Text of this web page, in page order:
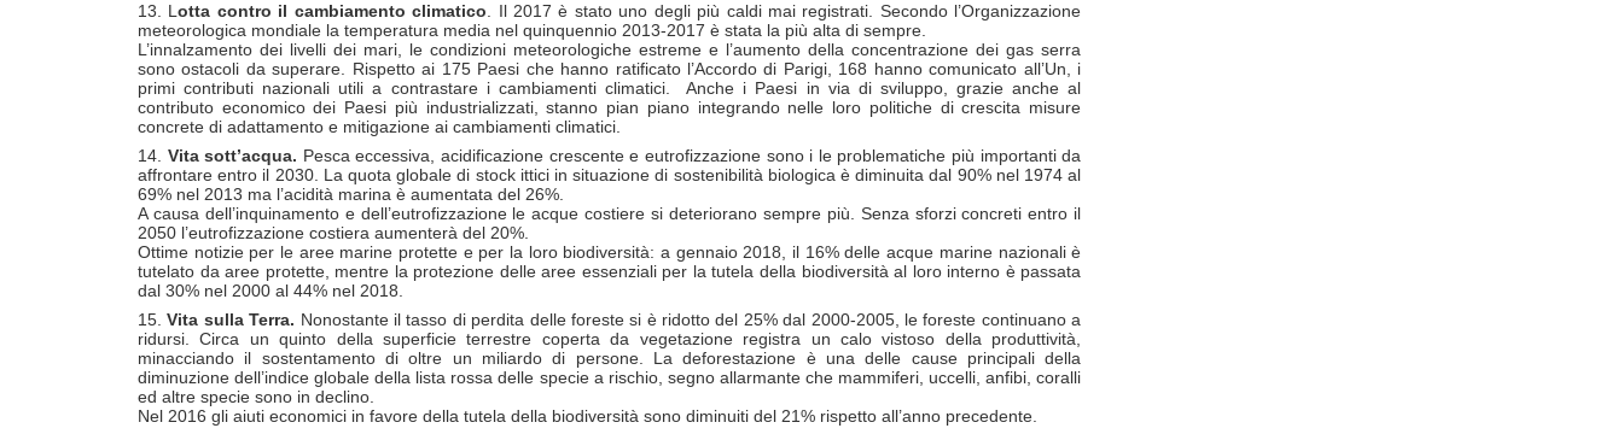
13. Lotta contro il cambiamento climatico . Il 2017 è stato uno degli più caldi mai registrati. Secondo l’Organizzazione
meteorologica mondiale la temperatura media nel quinquennio 2013-2017 è stata la più alta di sempre.
L’innalzamento dei livelli dei mari, le condizioni meteorologiche estreme e l’aumento della concentrazione dei gas serra
sono ostacoli da superare. Rispetto ai 175 Paesi che hanno ratificato l’Accordo di Parigi, 168 hanno comunicato all’Un, i
primi contributi nazionali utili a contrastare i cambiamenti climatici. Anche i Paesi in via di sviluppo, grazie anche al
contributo economico dei Paesi più industrializzati, stanno pian piano integrando nelle loro politiche di crescita misure
concrete di adattamento e mitigazione ai cambiamenti climatici.
14. Vita sott’acqua. Pesca eccessiva, acidificazione crescente e eutrofizzazione sono i le problematiche più importanti da
affrontare entro il 2030. La quota globale di stock ittici in situazione di sostenibilità biologica è diminuita dal 90% nel 1974 al
69% nel 2013 ma l’acidità marina è aumentata del 26%.
A causa dell’inquinamento e dell’eutrofizzazione le acque costiere si deteriorano sempre più. Senza sforzi concreti entro il
2050 l’eutrofizzazione costiera aumenterà del 20%.
Ottime notizie per le aree marine protette e per la loro biodiversità: a gennaio 2018, il 16% delle acque marine nazionali è
tutelato da aree protette, mentre la protezione delle aree essenziali per la tutela della biodiversità al loro interno è passata
dal 30% nel 2000 al 44% nel 2018.
15.Vita sulla Terra. Nonostante il tasso di perdita delle foreste si è ridotto del 25% dal 2000-2005, le foreste continuano a
ridursi. Circa un quinto della superficie terrestre coperta da vegetazione registra un calo vistoso della produttività,
minacciando il sostentamento di oltre un miliardo di persone. La deforestazione è una delle cause principali della
diminuzione dell’indice globale della lista rossa delle specie a rischio, segno allarmante che mammiferi, uccelli, anfibi, coralli
ed altre specie sono in declino.
Nel 2016 gli aiuti economici in favore della tutela della biodiversità sono diminuiti del 21% rispetto all’anno precedente.